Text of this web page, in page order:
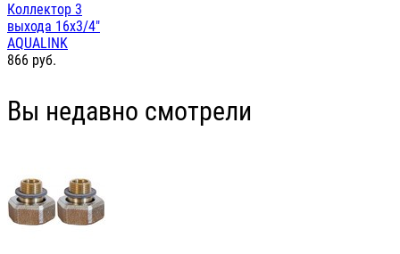
Коллектор 3
выхода 16х3/4"
AQUALINK
866 руб.
Вы недавно смотрели